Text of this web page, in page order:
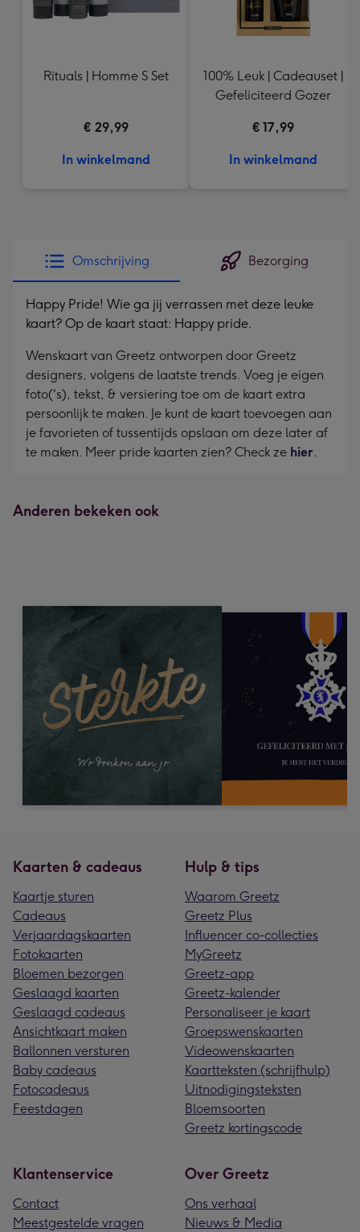
Rituals | Homme S Set
€ 29,99
In winkelmand
100% Leuk | Cadeauset |
Gefeliciteerd Gozer
€ 17,99
In winkelmand
Omschrijving Bezorging
Happy Pride! Wie ga jij verrassen met deze leuke
kaart? Op de kaart staat: Happy pride.
Wenskaart van Greetz ontworpen door Greetz
designers, volgens de laatste trends. Voeg je eigen
foto('s), tekst, & versiering toe om de kaart extra
persoonlijk te maken. Je kunt de kaart toevoegen aan
je favorieten of tussentijds opslaan om deze later af
te maken. Meer pride kaarten zien? Check ze hier.
Anderen bekeken ook
Kaarten & cadeaus
Kaartje sturen
Cadeaus
Verjaardagskaarten
Fotokaarten
Bloemen bezorgen
Geslaagd kaarten
Geslaagd cadeaus
Ansichtkaart maken
Ballonnen versturen
Baby cadeaus
Fotocadeaus
Feestdagen
Hulp & tips
Waarom Greetz
Greetz Plus
Influencer co-collecties
MyGreetz
Greetz-app
Greetz-kalender
Personaliseer je kaart
Groepswenskaarten
Videowenskaarten
Kaartteksten (schrijfhulp)
Uitnodigingsteksten
Bloemsoorten
Greetz kortingscode
Klantenservice
Contact
Meestgestelde vragen
Over Greetz
Ons verhaal
Nieuws & Media